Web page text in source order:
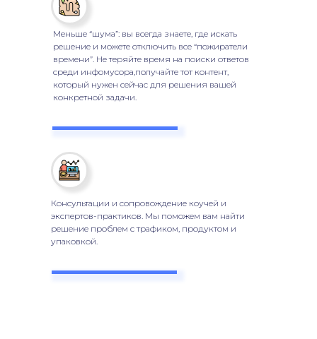
Меньше “шума”: вы всегда знаете, где искать
решение и можете отключить все “пожиратели
времени”. Не теряйте время на поиски ответов
среди инфомусора,получайте тот контент,
который нужен сейчас для решения вашей
конкретной задачи.
Консультации и сопровождение коучей и
экспертов-практиков. Мы поможем вам найти
решение проблем с трафиком, продуктом и
упаковкой.